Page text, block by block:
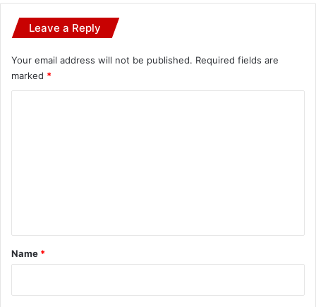
Leave a Reply
Your email address will not be published. Required fields are
marked *
*
Name *